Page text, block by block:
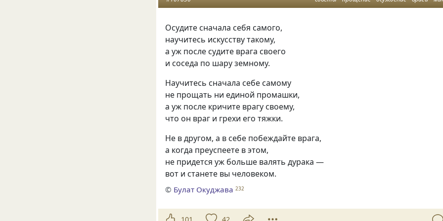
Осудите сначала себя самого,
научитесь искусству такому,
а уж после судите врага своего
и соседа по шару земному.
Научитесь сначала себе самому
не прощать ни единой промашки,
а уж после кричите врагу своему,
что он враг и грехи его тяжки.
Не в другом, а в себе побеждайте врага,
а когда преуспеете в этом,
не придется уж больше валять дурака —
вот и станете вы человеком.
© Булат Окуджава 232